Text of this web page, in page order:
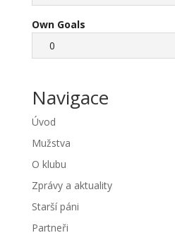
Own Goals
0
Navigace
Úvod
Mužstva
O klubu
Zprávy a aktuality
Starší páni
Partneři